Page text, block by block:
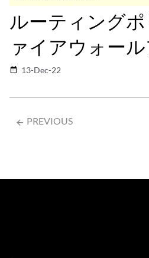
ルーティング
ァイアウォー
date_range 13-Dec-22
arrow_backward PREVIOUS